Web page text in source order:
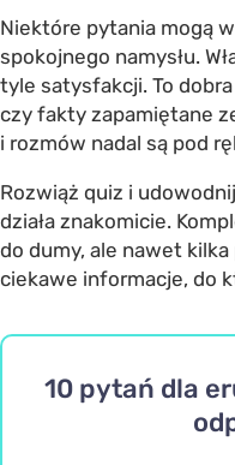
Niektóre pytania mogą
spokojnego namysłu.
tyle satysfakcji. To
czy fakty zapamiętane
i rozmów nadal są pod
Rozwiąż quiz i
działa znakomicie.
do dumy, ale nawet
ciekawe informacje, do
10 pytań dla